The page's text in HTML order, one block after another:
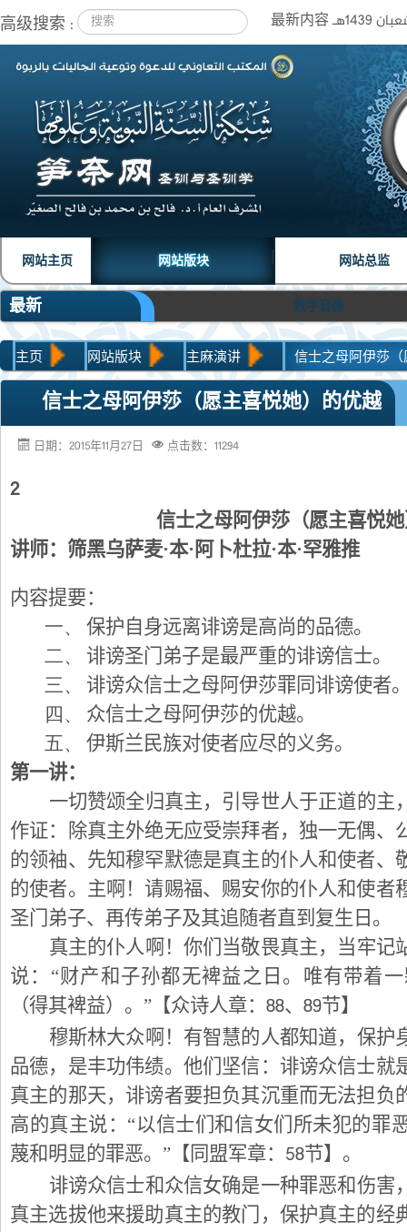
高级搜索 :
网站主页 网站版块 | 网站总监
数字音像
最新
主页 网站版块 主麻演讲 信士之母阿伊莎
信士之母阿伊莎（愿主喜悦她）的优越
日期：2015年11月27日 点击数：11294
2
信士之母阿伊莎（愿主喜悦
讲师：筛黑乌萨麦·本·阿卜杜拉·本·罕雅推
内容提要：
一、
保护自身远离诽谤是高尚的品德。
二、
诽谤圣门弟子是最严重的诽谤信士。
三、
诽谤众信士之母阿伊莎罪同诽谤使者
四、
众信士之母阿伊莎的优越。
五、
伊斯兰民族对使者应尽的义务。
第一讲：
一切赞颂全归真主，引导世人于正道的主
作证：除真主外绝无应受崇拜者，独一无偶、
的领袖、先知穆罕默德是真主的仆人和使者、
的使者。主啊！请赐福、赐安你的仆人和使者
圣门弟子、再传弟子及其追随者直到复生日。
真主的仆人啊！你们当敬畏真主，当牢记
说：“财产和子孙都无裨益之日。唯有带着
（得其裨益）。”【众诗人章： 88、 89节】
穆斯林大众啊！有智慧的人都知道，保护
品德，是丰功伟绩。他们坚信：诽谤众信士就
真主的那天，诽谤者要担负其沉重而无法担负
高的真主说：“以信士们和信女们所未犯的罪
蔑和明显的罪恶。”【同盟军章： 58节】。
诽谤众信士和众信女确是一种罪恶和伤害
真主选拔他来援助真主的教门，保护真主的经